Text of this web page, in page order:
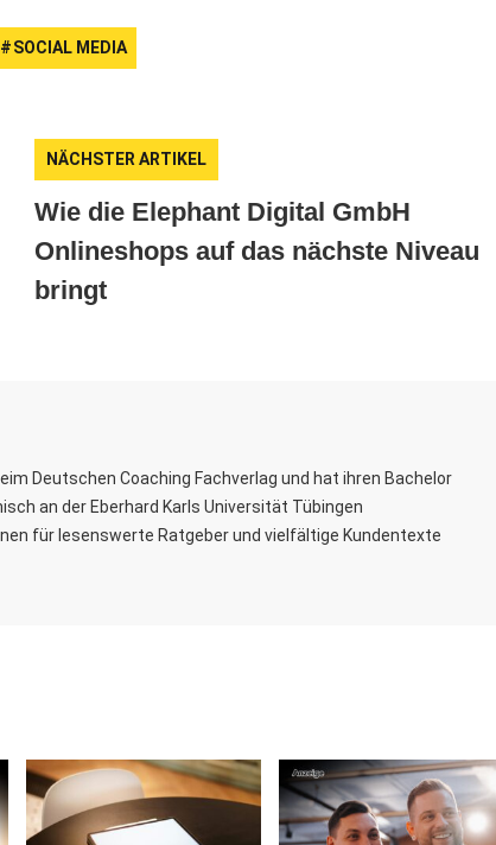
SOCIAL MEDIA
NÄCHSTER ARTIKEL
Wie die Elephant Digital GmbH
Onlineshops auf das nächste Niveau
bringt
Deutschen Coaching Fachverlag und hat ihren Bachelor
an der Eberhard Karls Universität Tübingen
für lesenswerte Ratgeber und vielfältige Kundentexte